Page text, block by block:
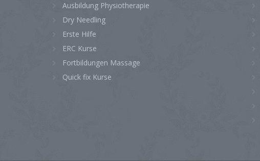
Ausbildung Physiotherapie
Dry Needling
Erste Hilfe
ERC Kurse
Fortbildungen Massage
Quick fix Kurse